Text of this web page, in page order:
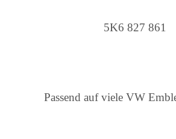
5K6 827 861
Passend auf viele VW